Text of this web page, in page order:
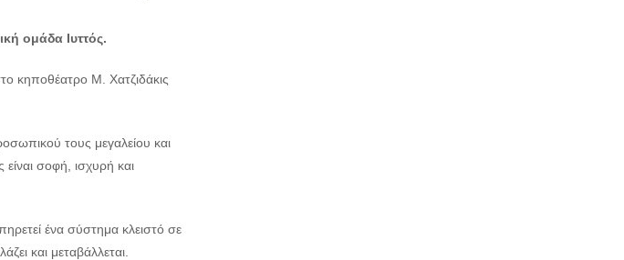
ομάδα Ιυττός.
κηποθέατρο Μ. Χατζιδάκις
τους μεγαλείου και
σοφή, ισχυρή και
ένα σύστημα κλειστό σε
και μεταβάλλεται.